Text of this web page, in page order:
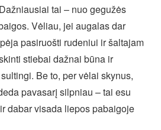
tai – nuo gegužės
Vėliau, jei augalas dar
pasiruošti rudeniui ir šaltajam
stiebai dažnai būna ir
Be to, per vėlai skynus,
pavasarį silpniau – tai esu
dabar visada liepos pabaigoje